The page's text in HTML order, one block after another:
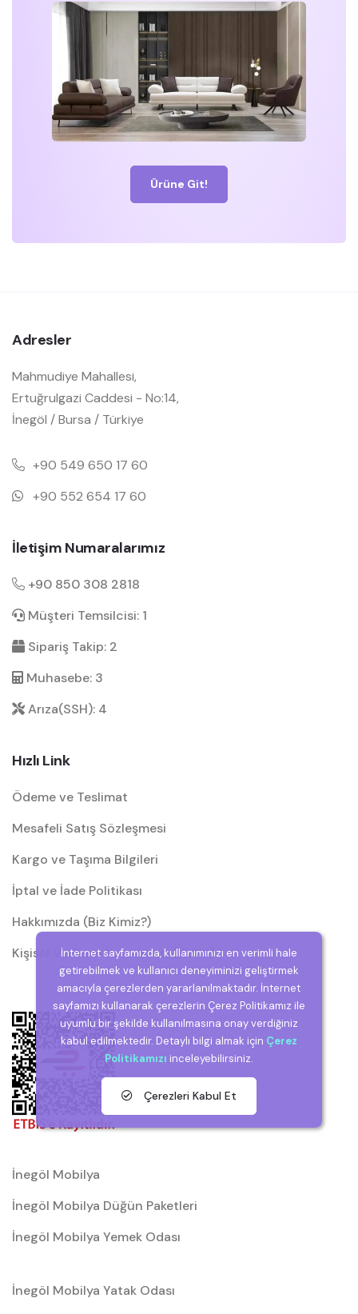
Ürüne Git!
Adresler
Mahmudiye Mahallesi,
Ertuğrulgazi Caddesi - No:14,
İnegöl / Bursa / Türkiye
+90 549 650 17 60
+90 552 654 17 60
İletişim Numaralarımız
+90 850 308 2818
Müşteri Temsilcisi: 1
Sipariş Takip: 2
Muhasebe: 3
Arıza(SSH): 4
Hızlı Link
Ödeme ve Teslimat
Mesafeli Satış Sözleşmesi
Kargo ve Taşıma Bilgileri
İptal ve İade Politikası
Hakkımızda (Biz Kimiz?)
Kişisel Verilerin Korunması (KVKK)
İnegöl Mobilya
İnegöl Mobilya Düğün Paketleri
İnegöl Mobilya Yemek Odası
İnegöl Mobilya Yatak Odası
İnternet sayfamızda, kullanımınızı en verimli hale
getirebilmek ve kullanıcı deneyiminizi geliştirmek
amacıyla çerezlerden yararlanılmaktadır. İnternet
sayfamızı kullanarak çerezlerin Çerez Politikamız ile
uyumlu bir şekilde kullanılmasına onay verdiğiniz
kabul edilmektedir. Detaylı bilgi almak için Çerez
Politikamızı inceleyebilirsiniz.
Çerezleri Kabul Et